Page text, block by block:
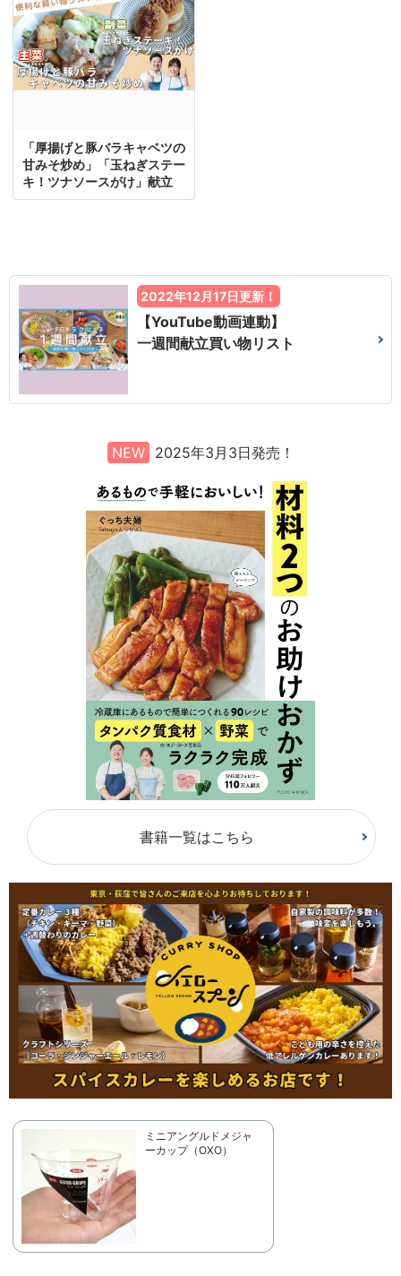
「厚揚げと豚バラキャベツの
甘みそ炒め」「玉ねぎステー
キ！ツナソースがけ」献立
2022年12月17日更新！
【YouTube動画連動】
一週間献立買い物リスト
NEW 2025年3月3日発売！
書籍一覧はこちら
ミニアングルドメジャ
ーカップ（OXO）